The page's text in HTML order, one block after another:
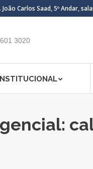
Carlos Saad, 5º Andar,
3020